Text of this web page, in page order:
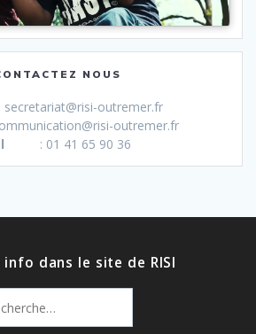
NOUS
: secretariat@risi-outremer.fr
outremer.fr
: 01 41 65 90 36
dans le site de RISI